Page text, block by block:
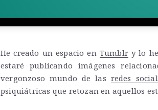
He creado un espacio en Tumblr y lo
estaré publicando imágenes
vergonzoso mundo de las redes
psiquiátricas que retozan en aquellos